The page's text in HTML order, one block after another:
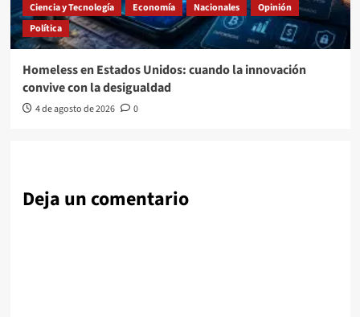
Ciencia y Tecnología Economía Nacionales
Opinión
Política
Homeless en Estados Unidos: cuando la innovación
convive con la desigualdad
4 de agosto de 2026 0
Deja un comentario